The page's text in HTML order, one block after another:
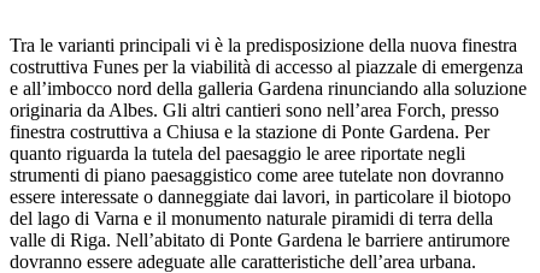
Tra le varianti principali vi è la predisposizione della nuova finestra
costruttiva Funes per la viabilità di accesso al piazzale di emergenza
e all’imbocco nord della galleria Gardena rinunciando alla soluzione
originaria da Albes. Gli altri cantieri sono nell’area Forch, presso
finestra costruttiva a Chiusa e la stazione di Ponte Gardena. Per
quanto riguarda la tutela del paesaggio le aree riportate negli
strumenti di piano paesaggistico come aree tutelate non dovranno
essere interessate o danneggiate dai lavori, in particolare il biotopo
del lago di Varna e il monumento naturale piramidi di terra della
valle di Riga. Nell’abitato di Ponte Gardena le barriere antirumore
dovranno essere adeguate alle caratteristiche dell’area urbana.